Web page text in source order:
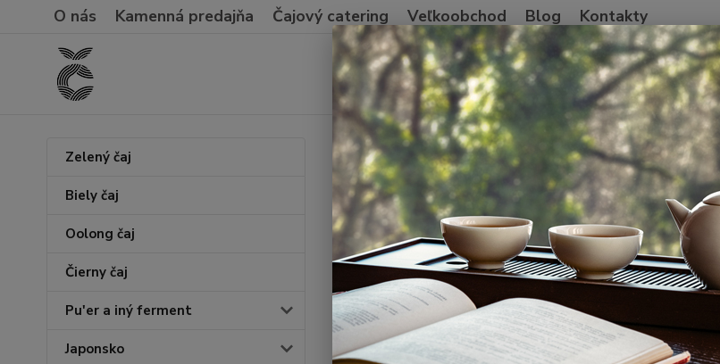
O nás Kamenná predajňa Čajový catering Veľkoobchod Blog Kontakty
Hľadať
Zelený čaj
Biely čaj
Oolong čaj
Čierny čaj
Pu'er a iný ferment
Japonsko
Úvod Ovocné zmesi a nečaje Zimný výber
Zimný výber